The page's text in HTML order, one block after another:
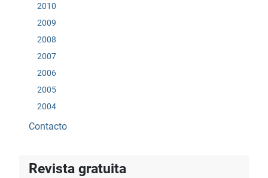
2010
2009
2008
2007
2006
2005
2004
Contacto
Revista gratuita